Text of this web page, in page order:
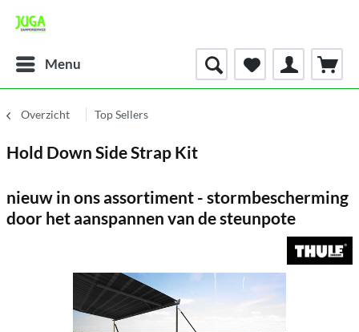
Menu
Overzicht Top Sellers
Hold Down Side Strap Kit
nieuw in ons assortiment - stormbescherming
door het aanspannen van de steunpote